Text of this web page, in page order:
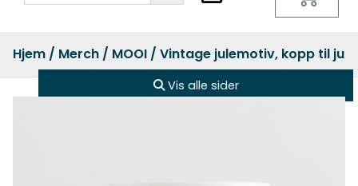
Hjem / Merch / MOOI / Vintage julemotiv, kopp til jul
Vis alle sider